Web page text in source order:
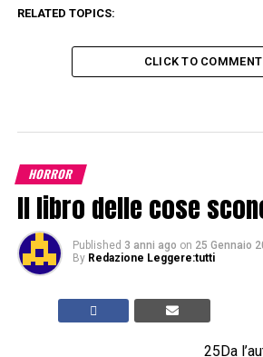
RELATED TOPICS:
CLICK TO COMMENT
HORROR
Il libro delle cose
Published 3 anni ago on 25 Gennaio
By Redazione Leggere:tutti
25Da